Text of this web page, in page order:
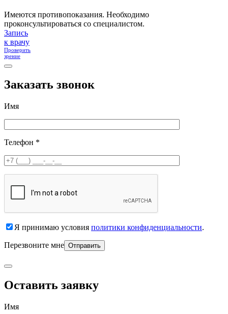
Имеются противопоказания. Необходимо
проконсультироваться со специалистом.
Запись
к врачу
Проверить
зрение
Заказать звонок
Имя
Телефон *
Я принимаю условия политики конфиденциальности.
Перезвоните мне
Оставить заявку
Имя